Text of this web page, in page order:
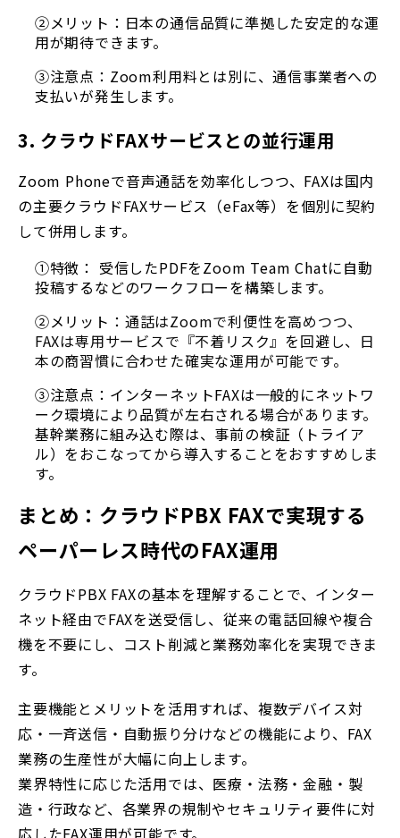
②メリット：日本の通信品質に準拠した安定的な運
用が期待できます。
③注意点：Zoom利用料とは別に、通信事業者への
支払いが発生します。
3. クラウドFAXサービスとの並行運用
Zoom Phoneで音声通話を効率化しつつ、FAXは国内
の主要クラウドFAXサービス（eFax等）を個別に契約
して併用します。
①特徴： 受信したPDFをZoom Team Chatに自動
投稿するなどのワークフローを構築します。
②メリット： 通話はZoomで利便性を高めつつ、
FAXは専用サービスで『不着リスク』を回避し、日
本の商習慣に合わせた確実な運用が可能です。
③注意点：インターネットFAXは一般的にネットワ
ーク環境により品質が左右される場合があります。
基幹業務に組み込む際は、事前の検証（トライア
ル）をおこなってから導入することをおすすめしま
す。
まとめ：クラウドPBX FAXで実現する
ペーパーレス時代のFAX運用
クラウドPBX FAXの基本を理解することで、インター
ネット経由でFAXを送受信し、従来の電話回線や複合
機を不要にし、コスト削減と業務効率化を実現できま
す。
主要機能とメリットを活用すれば、複数デバイス対
応・一斉送信・自動振り分けなどの機能により、FAX
業務の生産性が大幅に向上します。
業界特性に応じた活用では、医療・法務・金融・製
造・行政など、各業界の規制やセキュリティ要件に対
応したFAX運用が可能です。